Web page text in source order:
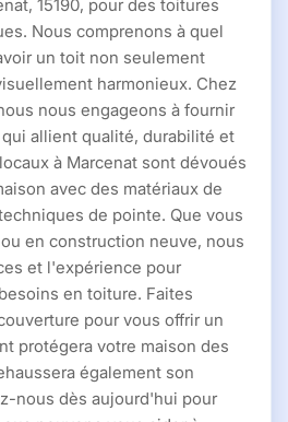
15190, pour des toitures
Nous comprenons à quel
un toit non seulement
harmonieux. Chez
nous engageons à fournir
allient qualité, durabilité et
à Marcenat sont dévoués
avec des matériaux de
de pointe. Que vous
en construction neuve, nous
et l'expérience pour
en toiture. Faites
pour vous offrir un
protégera votre maison des
également son
nous dès aujourd'hui pour